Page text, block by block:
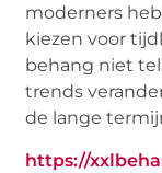
moderners
kiezen voor
behang niet
trends
de lange
https://